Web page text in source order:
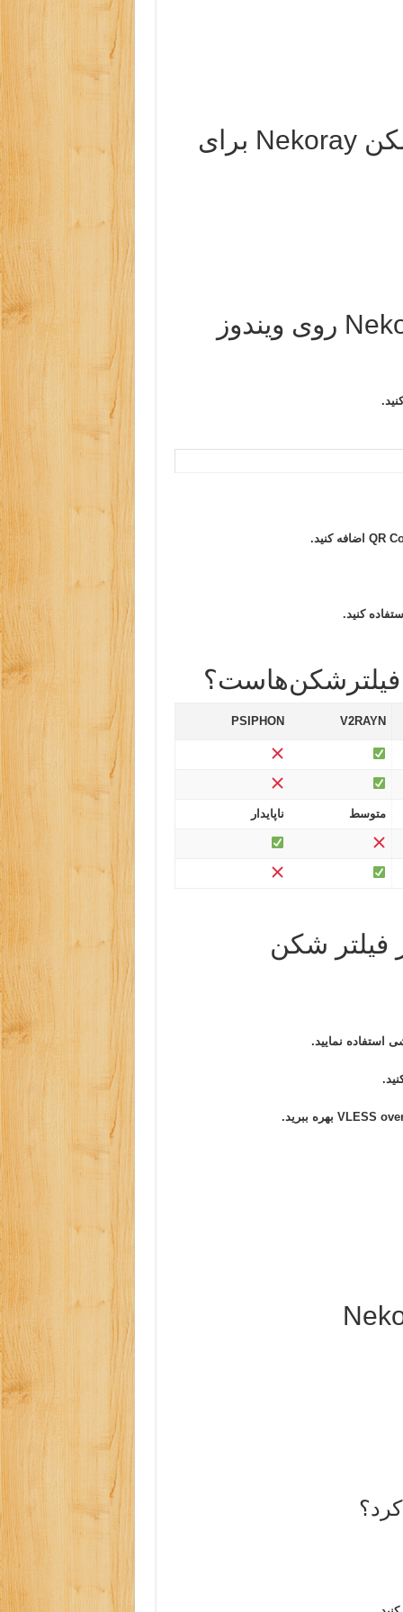
لینک مستقیم دانلود فیلترشکن Nekoray برای
کنید.
V2RAYN
PSIPHON
متوسط ناپایدار
فیلتر شکن
بهره ببرید.